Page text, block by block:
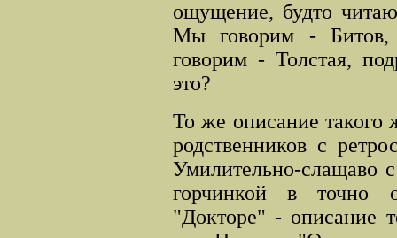
ощущение, будто
Мы говорим - Битов,
говорим - Толстая,
это?
То же описание
родственников с
Умилительно-слащаво
горчинкой в точно
"Докторе" - описание